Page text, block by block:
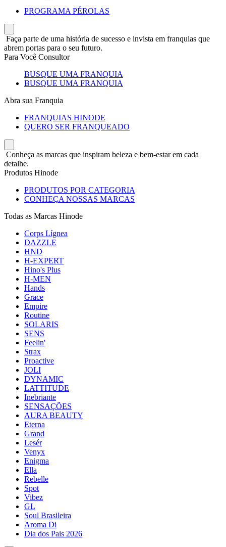
PROGRAMA PÉROLAS
Faça parte de uma história de sucesso e invista em franquias que
abrem portas para o seu futuro.
Para Você Consultor
BUSQUE UMA FRANQUIA
BUSQUE UMA FRANQUIA
Abra sua Franquia
FRANQUIAS HINODE
QUERO SER FRANQUEADO
Conheça as marcas que inspiram beleza e bem-estar em cada
detalhe.
Produtos Hinode
PRODUTOS POR CATEGORIA
CONHEÇA NOSSAS MARCAS
Todas as Marcas Hinode
Corps Lígnea
DAZZLE
HND
H-EXPERT
Hino's Plus
H-MEN
Hands
Grace
Empire
Routine
SOLARIS
SENS
Feelin'
Strax
Proactive
JOLI
DYNAMIC
LATTITUDE
Inebriante
SENSAÇÕES
AURA BEAUTY
Eterna
Grand
Lesér
Venyx
Enigma
Ella
Rebelle
Spot
Vibez
GL
Soul Brasileira
Aroma Di
Dia dos Pais 2026